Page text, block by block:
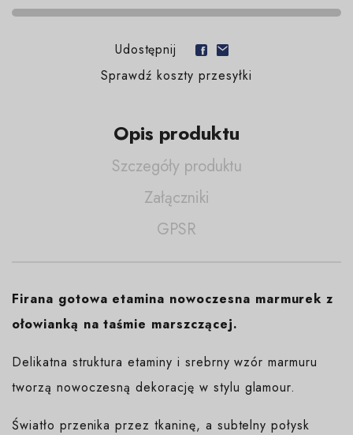
Udostępnij
Sprawdź koszty przesyłki
Opis produktu
Szczegóły produktu
Załączniki
GPSR
Firana gotowa etamina nowoczesna marmurek z
ołowianką na taśmie marszczącej.
Delikatna struktura etaminy i srebrny wzór marmuru
tworzą nowoczesną dekorację w stylu glamour.
Światło przenika przez tkaninę, a subtelny połysk